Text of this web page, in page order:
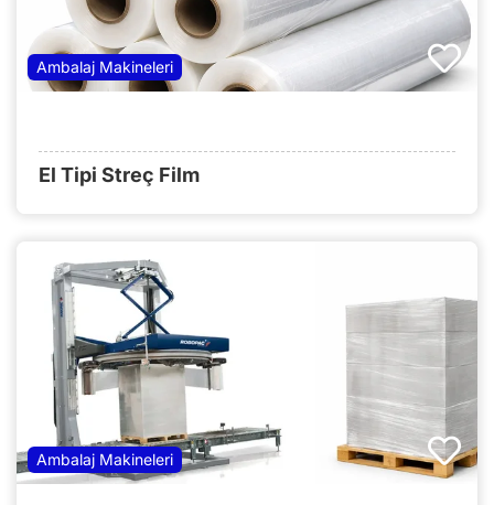
Ambalaj Makineleri
El Tipi Streç Film
Ambalaj Makineleri